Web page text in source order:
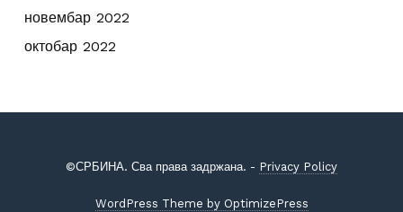
новембар 2022
октобар 2022
©СРБИНА. Сва права задржана. - Privacy Policy
WordPress Theme by OptimizePress